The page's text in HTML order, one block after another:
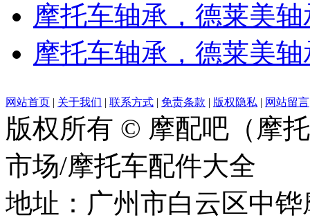
摩托车轴承，德莱美轴
摩托车轴承，德莱美轴
网站首页 | 关于我们 | 联系方式 | 免责条款 | 版权隐私 | 网站留言
版权所有 © 摩配吧（摩
市场/摩托车配件大全
地址：广州市白云区中